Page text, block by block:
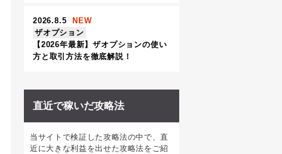
2026.8.5
NEW
ザオプション
【2026年最新】ザオプションの使い
方と取引方法を徹底解説！
直近で稼いだ攻略法
当サイトで検証した攻略法の中で、直
近に大きな利益を出せた攻略法をご紹